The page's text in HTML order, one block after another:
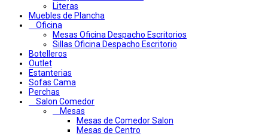
Literas
Muebles de Plancha
Oficina
Mesas Oficina Despacho Escritorios
Sillas Oficina Despacho Escritorio
Botelleros
Outlet
Estanterias
Sofas Cama
Perchas
Salon Comedor
Mesas
Mesas de Comedor Salon
Mesas de Centro